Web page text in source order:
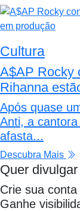
Cultura
A$AP Rocky
Rihanna
Após quase
Anti, a
afasta...
Descubra Mais
Quer
Crie sua
Ganhe